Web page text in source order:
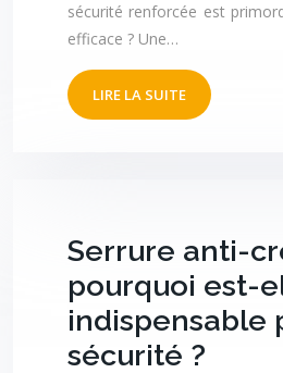
sécurité renforcée est
efficace ? Une…
LIRE LA SUITE
Serrure anti-
pourquoi est-
indispensable
sécurité ?